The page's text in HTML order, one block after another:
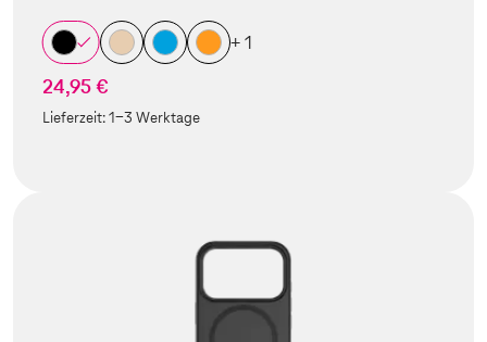
+ 1
24,95 €
Lieferzeit:1-3 Werktage